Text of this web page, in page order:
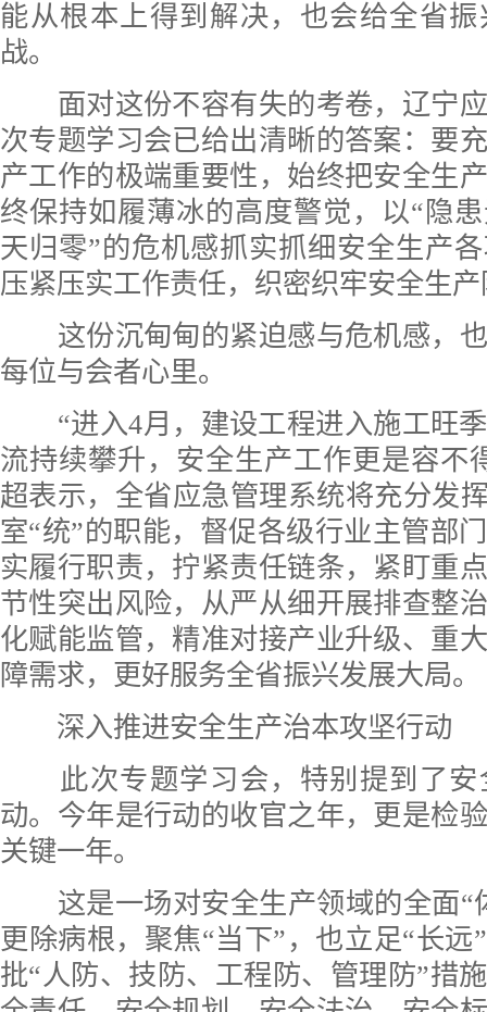
能从根本上得到解决，也会给全省
战。
面对这份不容有失的考卷，辽宁应
次专题学习会已给出清晰的答案：要
产工作的极端重要性，始终把安全生
终保持如履薄冰的高度警觉，以“隐
天归零”的危机感抓实抓细安全生产
压紧压实工作责任，织密织牢安全生
这份沉甸甸的紧迫感与危机感，也
每位与会者心里。
“进入4月，建设工程进入施工旺季
流持续攀升，安全生产工作更是容不
超表示，全省应急管理系统将充分发
室“统”的职能，督促各级行业主管部
实履行职责，拧紧责任链条，紧盯重
节性突出风险，从严从细开展排查整
化赋能监管，精准对接产业升级、重
障需求，更好服务全省振兴发展大局。
深入推进安全生产治本攻坚行动
此次专题学习会，特别提到了安
动。今年是行动的收官之年，更是检
关键一年。
这是一场对安全生产领域的全面“
更除病根，聚焦“当下”，也立足“长远
批“人防、技防、工程防、管理防”措